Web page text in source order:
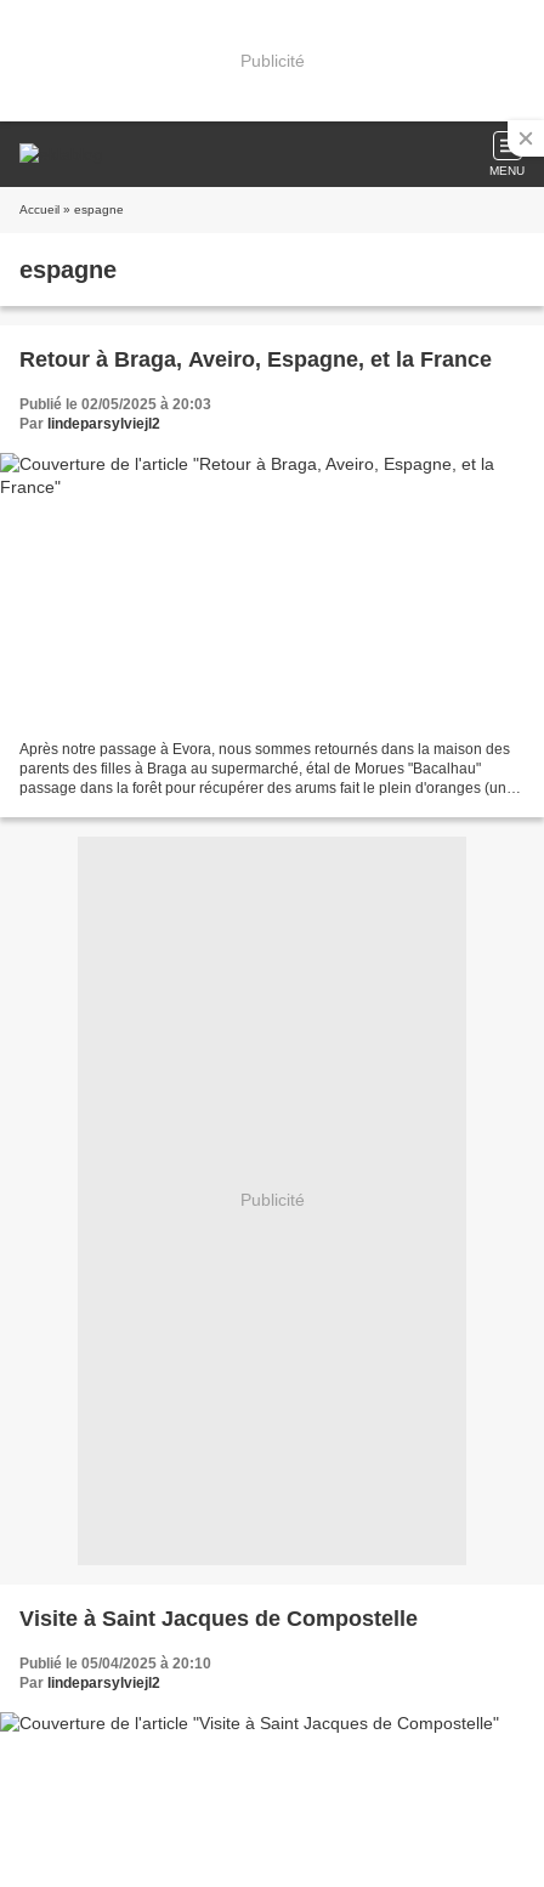
Publicité
MENU
Accueil » espagne
espagne
Retour à Braga, Aveiro, Espagne, et la France
Publié le 02/05/2025 à 20:03
Par lindeparsylviejl2
Après notre passage à Evora, nous sommes retournés dans la maison des
parents des filles à Braga au supermarché, étal de Morues "Bacalhau"
passage dans la forêt pour récupérer des arums fait le plein d'oranges (un
Publicité
Visite à Saint Jacques de Compostelle
Publié le 05/04/2025 à 20:10
Par lindeparsylviejl2